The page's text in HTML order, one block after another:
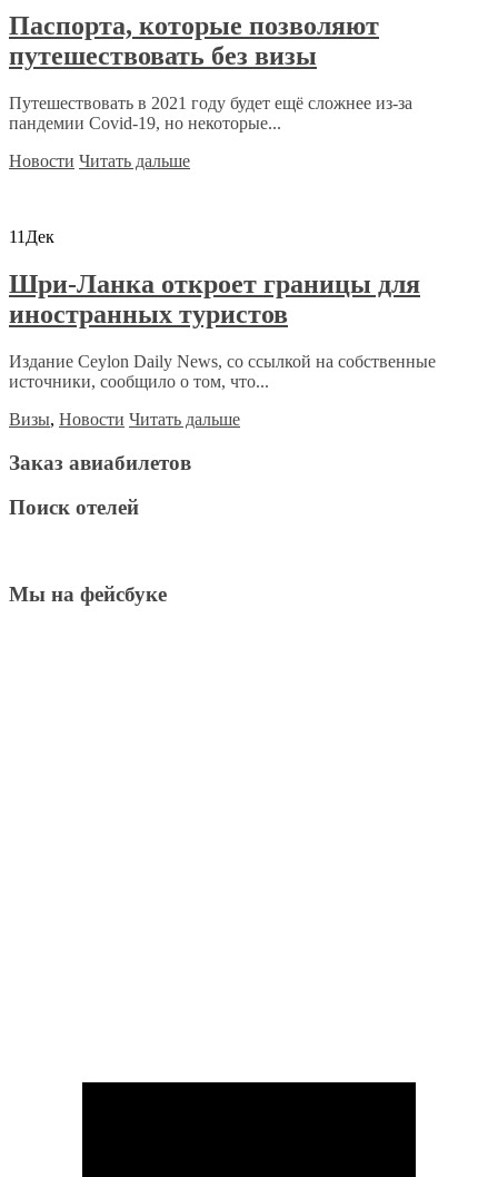
Паспорта, которые позволяют
путешествовать без визы
Путешествовать в 2021 году будет ещё сложнее из-за
пандемии Covid-19, но некоторые...
Новости Читать дальше
11 Дек
Шри-Ланка откроет границы для
иностранных туристов
Издание Ceylon Daily News, со ссылкой на собственные
источники, сообщило о том, что...
Визы, Новости Читать дальше
Заказ авиабилетов
Поиск отелей
Мы на фейсбуке